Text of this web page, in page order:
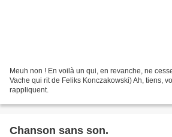
Meuh non ! En voilà un qui, en revanche, ne
Vache qui rit de Feliks Konczakowski) Ah, tiens,
rappliquent.
Chanson sans son.